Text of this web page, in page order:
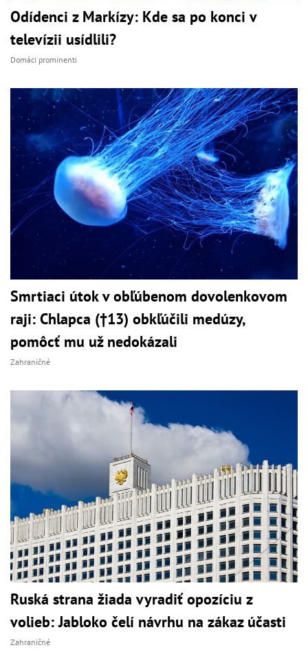
Odídenci z Markízy: Kde sa po konci v
televízii usídlili?
Domáci prominenti
Smrtiaci útok v obľúbenom dovolenkovom
raji: Chlapca (†13) obkľúčili medúzy,
pomôcť mu už nedokázali
Zahraničné
Ruská strana žiada vyradiť opozíciu z
volieb: Jabloko čelí návrhu na zákaz účasti
Zahraničné